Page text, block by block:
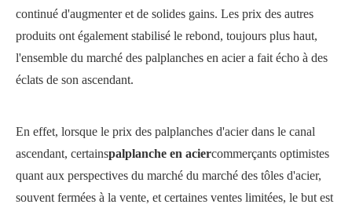
continué d'augmenter et de solides gains. Les prix des autres
produits ont également stabilisé le rebond, toujours plus haut,
l'ensemble du marché des palplanches en acier a fait écho à des
éclats de son ascendant.
En effet, lorsque le prix des palplanches d'acier dans le canal
ascendant, certainspalplanche en aciercommerçants optimistes
quant aux perspectives du marché du marché des tôles d'acier,
souvent fermées à la vente, et certaines ventes limitées, le but est